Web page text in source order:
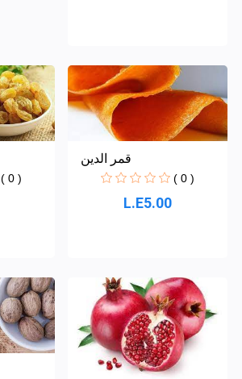
( 0 )
قمر الدين
( 0 )
L.E5.00